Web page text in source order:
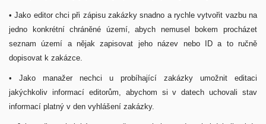
• Jako editor chci při zápisu zakázky snadno a rychle vytvořit vazbu na
jedno konkrétní chráněné území, abych nemusel bokem procházet
seznam území a nějak zapisovat jeho název nebo ID a to ručně
dopisovat k zakázce.
• Jako manažer nechci u probíhající zakázky umožnit editaci
jakýchkoliv informací editorům, abychom si v datech uchovali stav
informací platný v den vyhlášení zakázky.